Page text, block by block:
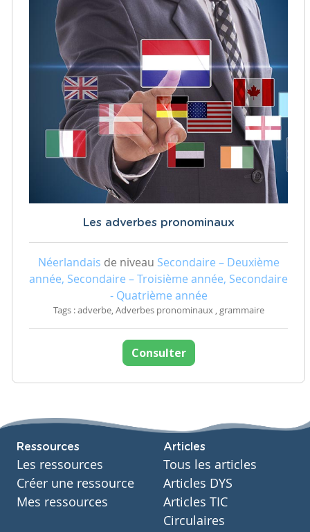
Les adverbes pronominaux
Néerlandais de niveau Secondaire – Deuxième
année, Secondaire – Troisième année, Secondaire
- Quatrième année
Tags : adverbe, Adverbes pronominaux , grammaire
Consulter
Ressources
Les ressources
Créer une ressource
Mes ressources
Articles
Tous les articles
Articles DYS
Articles TIC
Circulaires